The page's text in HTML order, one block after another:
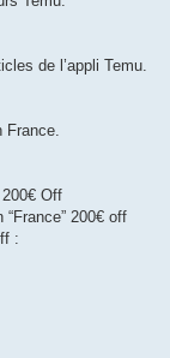
de l’appli Temu.
France.
Off
200€ off
: